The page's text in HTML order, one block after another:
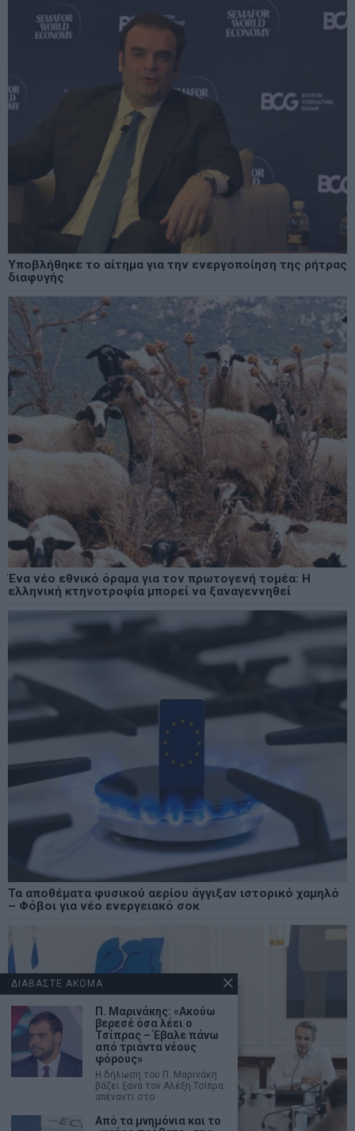
Υποβλήθηκε το αίτημα για την ενεργοποίηση της ρήτρας
διαφυγής
Ένα νέο εθνικό όραμα για τον πρωτογενή τομέα: Η
ελληνική κτηνοτροφία μπορεί να ξαναγεννηθεί
Τα αποθέματα φυσικού αερίου άγγιξαν ιστορικό χαμηλό
– Φόβοι για νέο ενεργειακό σοκ
ΔΙΑΒΑΣΤΕ ΑΚΟΜΑ
Π. Μαρινάκης: «Ακούω
βερεσέ όσα λέει ο
Τσίπρας – Έβαλε πάνω
από τριάντα νέους
φόρους»
Η δήλωση του Π. Μαρινάκη
βάζει ξανά τον Αλέξη Τσίπρα
απέναντι στο
Από τα μνημόνια και το